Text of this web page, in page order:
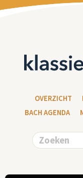
OVERZICHT
BACH AGENDA